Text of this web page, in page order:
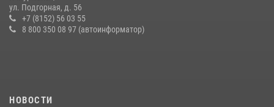
по Мурманской области новый автомобиль для несения службы
21 июля 2026, 08:15
ул. Подгорная, д. 56
+7 (8152) 56 03 55
8 800 350 08 97 (автоинформатор)
НОВОСТИ